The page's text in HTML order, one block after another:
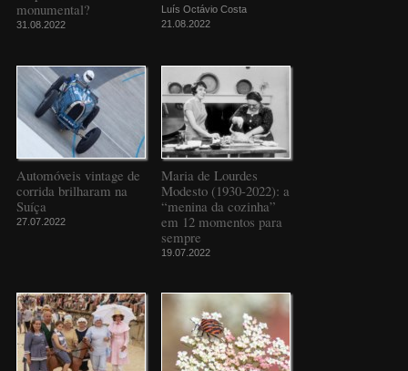
monumental?
31.08.2022
Luís Octávio Costa
21.08.2022
Automóveis vintage de
corrida brilharam na
Suíça
27.07.2022
Maria de Lourdes
Modesto (1930-2022): a
“menina da cozinha”
em 12 momentos para
sempre
19.07.2022